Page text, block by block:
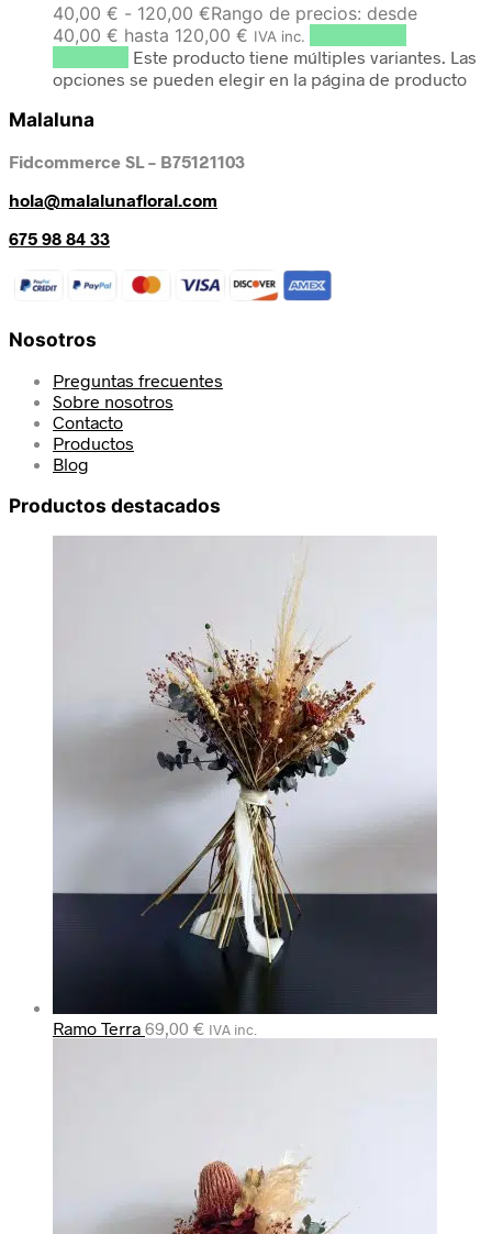
40,00 € - 120,00 €Rango de precios: desde
40,00 € hasta 120,00 € IVA inc.
Este producto tiene múltiples variantes. Las
opciones se pueden elegir en la página de producto
Malaluna
Fidcommerce SL – B75121103
hola@malalunafloral.com
675 98 84 33
Nosotros
Preguntas frecuentes
Sobre nosotros
Contacto
Productos
Blog
Productos destacados
Ramo Terra 69,00 € IVA inc.